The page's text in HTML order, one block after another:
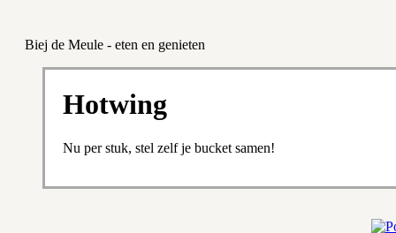
Biej de Meule - eten en genieten
Hotwing
Nu per stuk, stel zelf je bucket samen!